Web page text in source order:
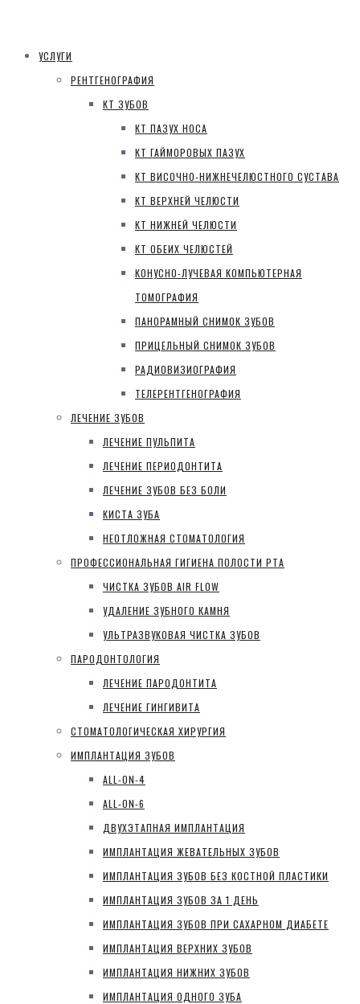
УСЛУГИ
РЕНТГЕНОГРАФИЯ
КТ ЗУБОВ
КТ ПАЗУХ НОСА
КТ ГАЙМОРОВЫХ ПАЗУХ
КТ ВИСОЧНО-НИЖНЕЧЕЛЮСТНОГО СУСТАВА
КТ ВЕРХНЕЙ ЧЕЛЮСТИ
КТ НИЖНЕЙ ЧЕЛЮСТИ
КТ ОБЕИХ ЧЕЛЮСТЕЙ
КОНУСНО-ЛУЧЕВАЯ КОМПЬЮТЕРНАЯ
ТОМОГРАФИЯ
ПАНОРАМНЫЙ СНИМОК ЗУБОВ
ПРИЦЕЛЬНЫЙ СНИМОК ЗУБОВ
РАДИОВИЗИОГРАФИЯ
ТЕЛЕРЕНТГЕНОГРАФИЯ
ЛЕЧЕНИЕ ЗУБОВ
ЛЕЧЕНИЕ ПУЛЬПИТА
ЛЕЧЕНИЕ ПЕРИОДОНТИТА
ЛЕЧЕНИЕ ЗУБОВ БЕЗ БОЛИ
КИСТА ЗУБА
НЕОТЛОЖНАЯ СТОМАТОЛОГИЯ
ПРОФЕССИОНАЛЬНАЯ ГИГИЕНА ПОЛОСТИ РТА
ЧИСТКА ЗУБОВ AIR FLOW
УДАЛЕНИЕ ЗУБНОГО КАМНЯ
УЛЬТРАЗВУКОВАЯ ЧИСТКА ЗУБОВ
ПАРОДОНТОЛОГИЯ
ЛЕЧЕНИЕ ПАРОДОНТИТА
ЛЕЧЕНИЕ ГИНГИВИТА
СТОМАТОЛОГИЧЕСКАЯ ХИРУРГИЯ
ИМПЛАНТАЦИЯ ЗУБОВ
ALL-ON-4
ALL-ON-6
ДВУХЭТАПНАЯ ИМПЛАНТАЦИЯ
ИМПЛАНТАЦИЯ ЖЕВАТЕЛЬНЫХ ЗУБОВ
ИМПЛАНТАЦИЯ ЗУБОВ БЕЗ КОСТНОЙ ПЛАСТИКИ
ИМПЛАНТАЦИЯ ЗУБОВ ЗА 1 ДЕНЬ
ИМПЛАНТАЦИЯ ЗУБОВ ПРИ САХАРНОМ ДИАБЕТЕ
ИМПЛАНТАЦИЯ ВЕРХНИХ ЗУБОВ
ИМПЛАНТАЦИЯ НИЖНИХ ЗУБОВ
ИМПЛАНТАЦИЯ ОДНОГО ЗУБА